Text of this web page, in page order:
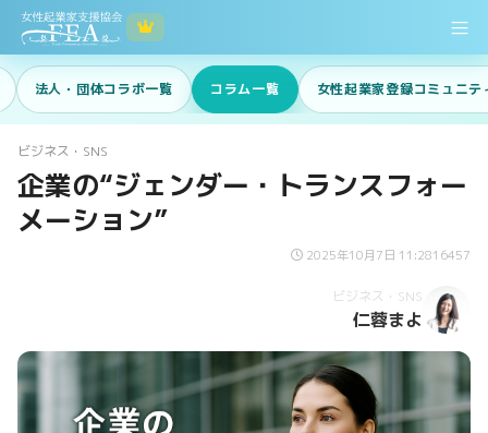
法人・団体コラボ一覧 コラム一覧 女性起業家登録コミュニテ
ビジネス・SNS
企業の“ジェンダー・トランスフォー
メーション”
2025年10月7日 11:2816457
ビジネス・SNS
仁蓉まよ